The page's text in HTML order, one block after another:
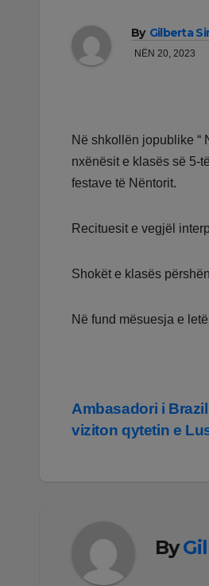
By Gilberta
NËN 20, 2023
Në shkollën jopublike “
nxënësit e klasës së 5-
festave të Nëntorit.
Recituesit e vegjël
Shokët e klasës
Në fund mësuesja e
Lëvizje
Ambasadori i
viziton qytetin e
By